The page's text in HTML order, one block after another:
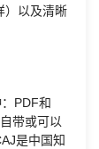
）以及清晰
PDF和
带或可以
是中国知